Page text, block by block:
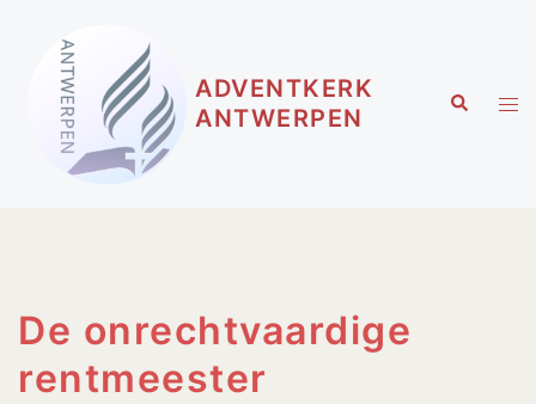
inhoud
ADVENTKERK
ANTWERPEN
Zoeken
De onrechtvaardige
rentmeester